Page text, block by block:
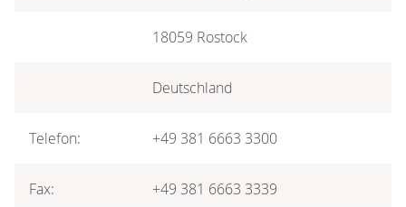
18059 Rostock
Deutschland
Telefon: +49 381 6663 3300
Fax: +49 381 6663 3339